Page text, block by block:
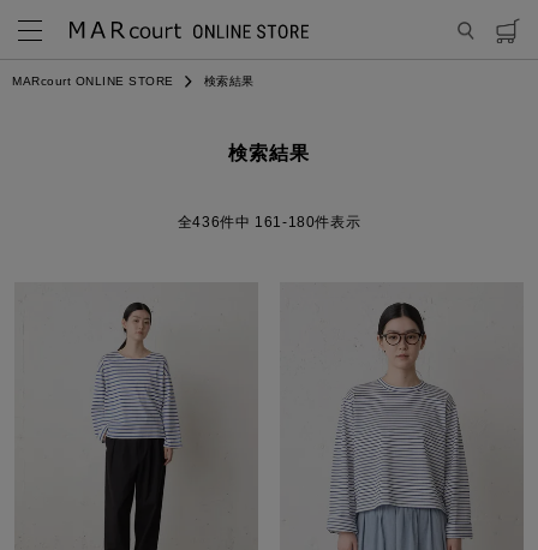
MARcourt ONLINE STORE 検索結果
検索結果
436件中 161-180件表示